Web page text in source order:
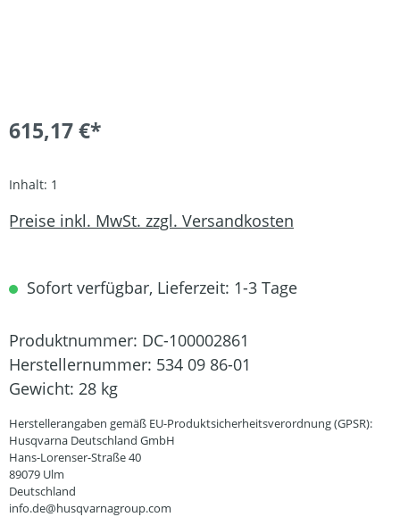
615,17 €*
Inhalt: 1
Preise inkl. MwSt. zzgl. Versandkosten
Sofort verfügbar, Lieferzeit: 1-3 Tage
Produktnummer: DC-100002861
Herstellernummer: 534 09 86-01
Gewicht: 28 kg
Herstellerangaben gemäß EU-Produktsicherheitsverordnung (GPSR):
Husqvarna Deutschland GmbH
Hans-Lorenser-Straße 40
89079 Ulm
Deutschland
info.de@husqvarnagroup.com